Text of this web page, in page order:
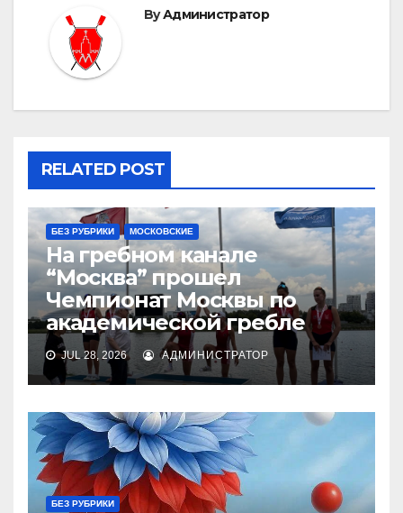
ByАдминистратор
RELATED POST
БЕЗ РУБРИКИ МОСКОВСКИЕ
На гребном канале
“Москва” прошел
Чемпионат Москвы по
академической гребле
JUL 28, 2026 АДМИНИСТРАТОР
БЕЗ РУБРИКИ